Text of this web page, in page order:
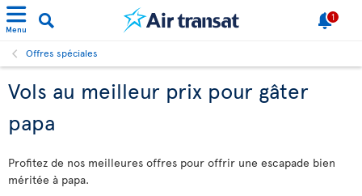
Menu
1
Offres spéciales
Vols au meilleur prix pour gâter
papa
Profitez de nos meilleures offres pour offrir une escapade bien
méritée à papa.